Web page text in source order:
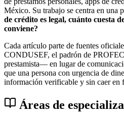
México. Su trabajo se centra en una
de crédito es legal, cuánto cuesta
conviene?
Cada artículo parte de fuentes
CONDUSEF, el padrón de
prestamista— en lugar de
que una persona con urgencia de
información verificable y sin caer en
Áreas de